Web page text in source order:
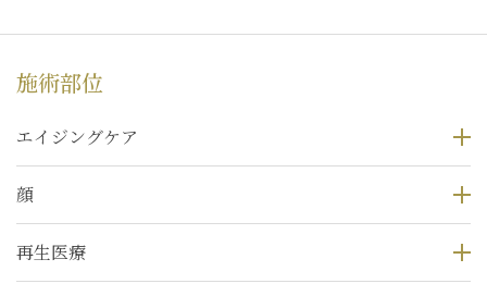
施術部位
エイジングケア
顔
再生医療